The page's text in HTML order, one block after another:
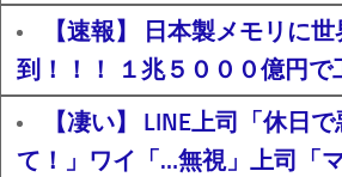
【速報】 日本製メモリに
到！！！ １兆５０００億円で
【凄い】 LINE上司「休日
て！」ワイ「…無視」上司「